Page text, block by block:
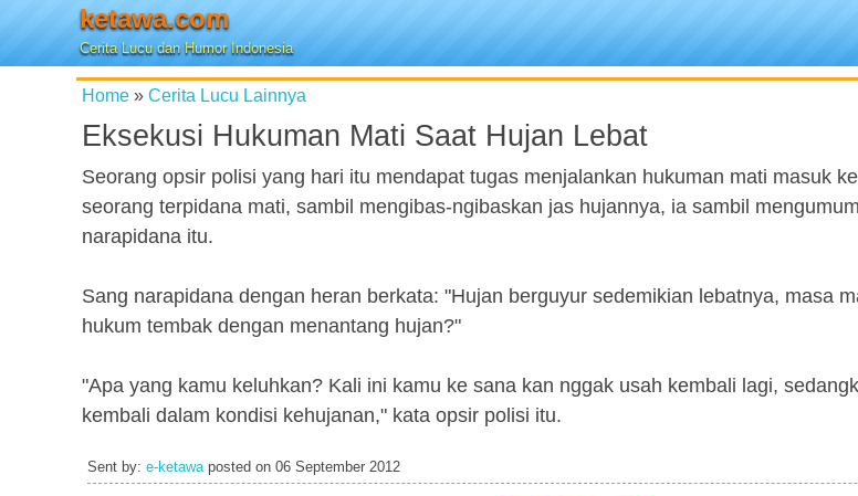
ketawa.com
Cerita Lucu dan Humor Indonesia
Home » Cerita Lucu Lainnya
Eksekusi Hukuman Mati Saat Hujan Lebat
Seorang opsir polisi yang hari itu mendapat tugas menjalankan hukuman mati masuk
seorang terpidana mati, sambil mengibas-ngibaskan jas hujannya, ia sambil
narapidana itu.
Sang narapidana dengan heran berkata: "Hujan berguyur sedemikian lebatnya, masa
hukum tembak dengan menantang hujan?"
"Apa yang kamu keluhkan? Kali ini kamu ke sana kan nggak usah kembali lagi,
kembali dalam kondisi kehujanan," kata opsir polisi itu.
Sent by: e-ketawaposted on 06 September 2012